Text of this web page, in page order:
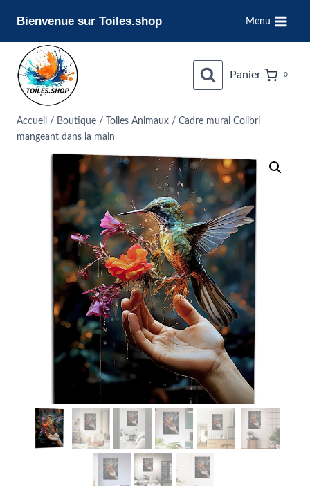
contenu
Bienvenue sur Toiles.shop Menu
Panier 0
Accueil / Boutique / Toiles Animaux / Cadre mural Colibri
mangeant dans la main